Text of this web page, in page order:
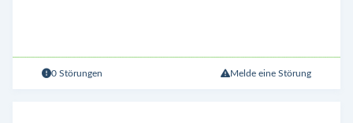
0 Störungen Melde eine Störung